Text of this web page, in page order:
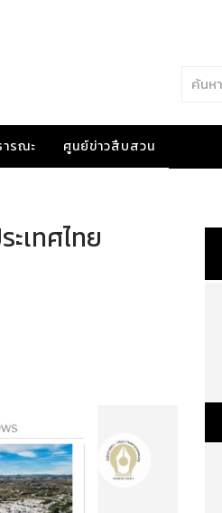
รณะ ศูนย์ข่าวสืบสวน
เทศไทย